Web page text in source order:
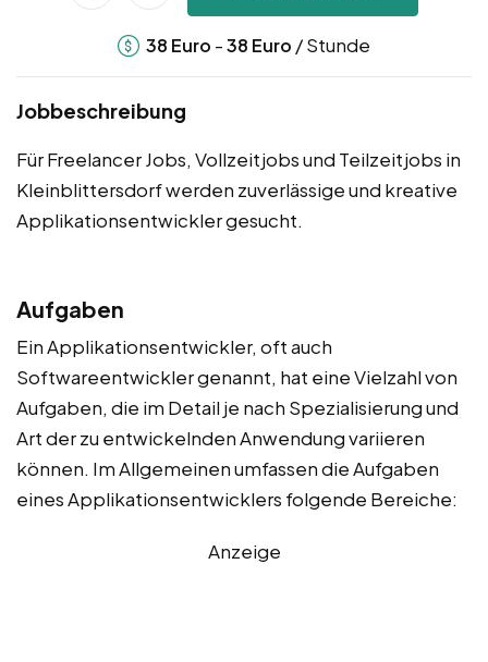
38 Euro -38 Euro / Stunde
Jobbeschreibung
Für Freelancer Jobs, Vollzeitjobs und Teilzeitjobs in
Kleinblittersdorf werden zuverlässige und kreative
Applikationsentwickler gesucht.
Aufgaben
Ein Applikationsentwickler, oft auch
Softwareentwickler genannt, hat eine Vielzahl von
Aufgaben, die im Detail je nach Spezialisierung und
Art der zu entwickelnden Anwendung variieren
können. Im Allgemeinen umfassen die Aufgaben
eines Applikationsentwicklers folgende Bereiche:
Anzeige